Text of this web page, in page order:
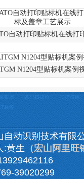
自动打印贴标机在线打
N1204型贴标机案例
条码扫描枪
扫描模组
标签
自动识别技术有限
:黄生
（宏山阿里旺
39020299